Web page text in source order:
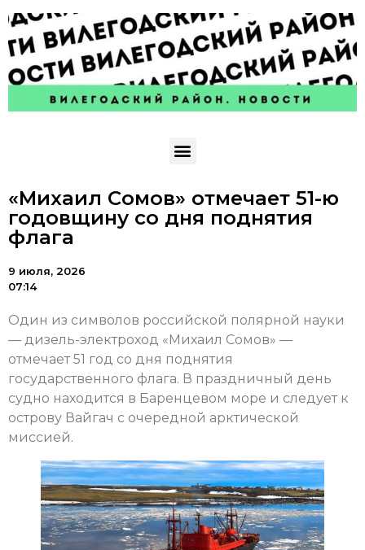
«Михаил Сомов» отмечает 51-ю
годовщину со дня поднятия
флага
9 июля, 2026
07:14
Один из символов российской полярной науки
— дизель-электроход «Михаил Сомов» —
отмечает 51 год со дня поднятия
государственного флага. В праздничный день
судно находится в Баренцевом море и следует к
острову Вайгач с очередной арктической
миссией.